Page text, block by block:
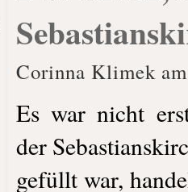
Corinna Klimek
Es war nicht
der
gefüllt war,